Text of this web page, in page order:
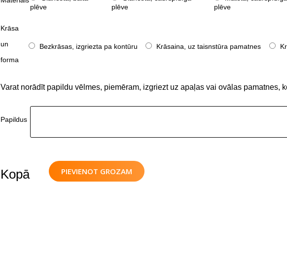
plēve
plēve
plēve
Krāsa
un
forma
Bezkrāsas, izgriezta pa kontūru Krāsaina, uz taisnstūra pamatnes
Varat norādīt papildu vēlmes, piemēram, izgriezt uz apaļas vai ovālas pamatnes,
Papildus
PIEVIENOT GROZAM
Kopā